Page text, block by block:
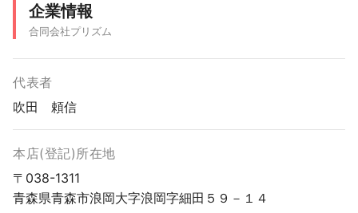
企業情報
合同会社プリズム
代表者
吹田 頼信
本店(登記)所在地
〒038-1311
青森県青森市浪岡大字浪岡字細田５９－１４